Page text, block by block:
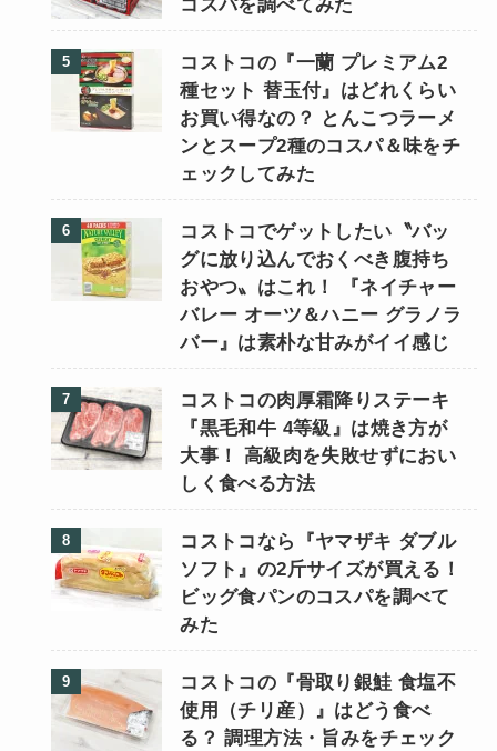
コスパを調べてみた
コストコの『一蘭 プレミアム2
種セット 替玉付』はどれくらい
お買い得なの？ とんこつラーメ
ンとスープ2種のコスパ＆味をチ
ェックしてみた
コストコでゲットしたい〝バッ
グに放り込んでおくべき腹持ち
おやつ〟はこれ！ 『ネイチャー
バレー オーツ＆ハニー グラノラ
バー』は素朴な甘みがイイ感じ
コストコの肉厚霜降りステーキ
『黒毛和牛 4等級』は焼き方が
大事！ 高級肉を失敗せずにおい
しく食べる方法
コストコなら『ヤマザキ ダブル
ソフト』の2斤サイズが買える！
ビッグ食パンのコスパを調べて
みた
コストコの『骨取り銀鮭 食塩不
使用（チリ産）』はどう食べ
る？ 調理方法・旨みをチェック